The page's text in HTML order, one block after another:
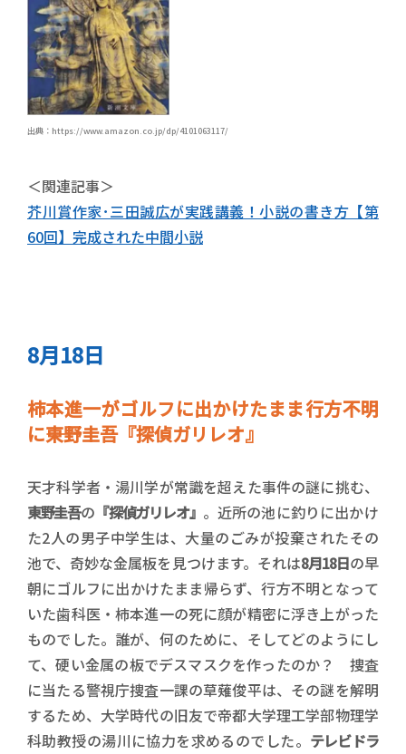
出典：https://www.amazon.co.jp/dp/4101063117/
＜関連記事＞
芥川賞作家･三田誠広が実践講義！小説の書き方【第
60回】完成された中間小説
8月18日
柿本進一がゴルフに出かけたまま行方不明
に――東野圭吾『探偵ガリレオ』
天才科学者・湯川学が常識を超えた事件の謎に挑む、
東野圭吾の 『探偵ガリレオ』 。近所の池に釣りに出かけ
た2人の男子中学生は、大量のごみが投棄されたその
池で、奇妙な金属板を見つけます。それは8月18日の早
朝にゴルフに出かけたまま帰らず、行方不明となって
いた歯科医・柿本進一の死に顔が精密に浮き上がった
ものでした。誰が、何のために、そしてどのようにし
て、硬い金属の板でデスマスクを作ったのか？ 捜査
に当たる警視庁捜査一課の草薙俊平は、その謎を解明
するため、大学時代の旧友で帝都大学理工学部物理学
科助教授の湯川に協力を求めるのでした。 テレビドラ